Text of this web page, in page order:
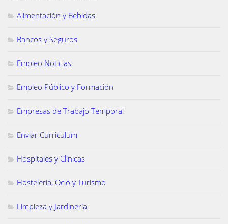
Alimentación y Bebidas
Bancos y Seguros
Empleo Noticias
Empleo Público y Formación
Empresas de Trabajo Temporal
Enviar Curriculum
Hospitales y Clínicas
Hostelería, Ocio y Turismo
Limpieza y Jardinería